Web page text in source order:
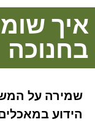
איך
בחנוכה
שמירה על
הידוע